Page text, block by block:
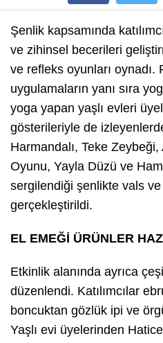
Şenlik kapsamında
ve zihinsel becerileri
ve refleks oyunları oynadı.
uygulamaların yanı sıra
yoga yapan yaşlı evleri
gösterileriyle de
Harmandalı, Teke
Oyunu, Yayla Düzü ve
sergilendiği şenlikte vals
gerçekleştirildi.
EL EMEĞİ ÜRÜNLER
Etkinlik alanında ayrıca
düzenlendi. Katılımcılar
boncuktan gözlük ipi ve
Yaşlı evi üyelerinden